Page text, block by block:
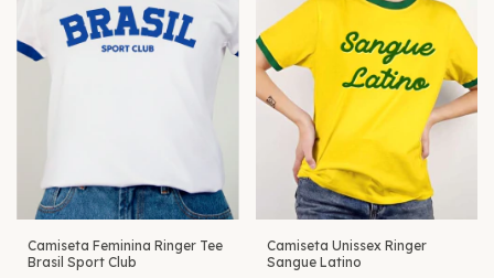
Camiseta Feminina Ringer Tee
Brasil Sport Club
Camiseta Unissex Ringer
Sangue Latino